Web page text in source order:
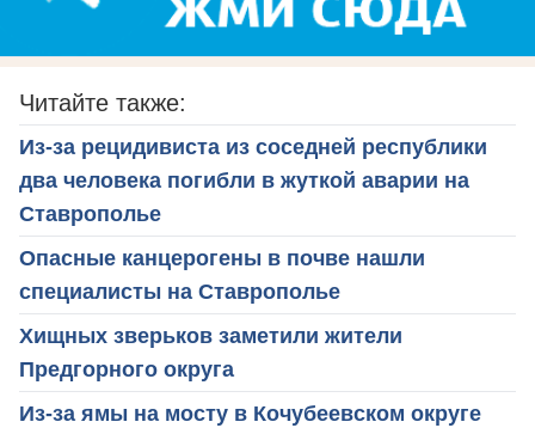
Читайте также:
Из-за рецидивиста из соседней республики
два человека погибли в жуткой аварии на
Ставрополье
Опасные канцерогены в почве нашли
специалисты на Ставрополье
Хищных зверьков заметили жители
Предгорного округа
Из-за ямы на мосту в Кочубеевском округе